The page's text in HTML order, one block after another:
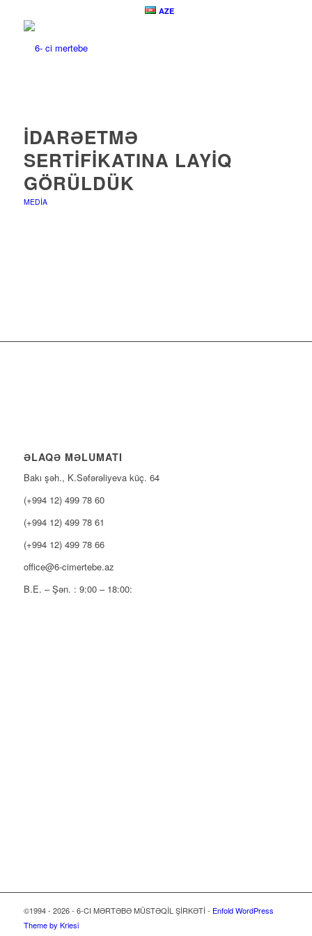
AZE
İDARƏETMƏ
SERTIFIKATINA LAYIQ
GÖRÜLDÜK
MEDIA
ƏLAQƏ MƏLUMATI
Bakı şəh., K.Səfərəliyeva küç. 64
(+994 12) 499 78 60
(+994 12) 499 78 61
(+994 12) 499 78 66
office@6-cimertebe.az
B.E. – Şən. : 9:00 – 18:00:
©1994 - 2026 - 6-CI MƏRTƏBƏ MÜSTƏQİL ŞİRKƏTİ - Enfold WordPress
Theme by Kriesi